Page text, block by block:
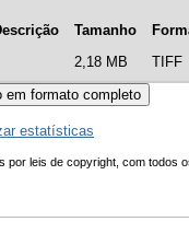
Tamanho
2,18 MB TIFF
estatísticas
leis de copyright, com todos